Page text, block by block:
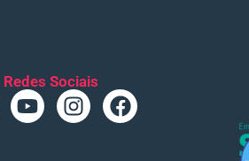
Redes Sociais